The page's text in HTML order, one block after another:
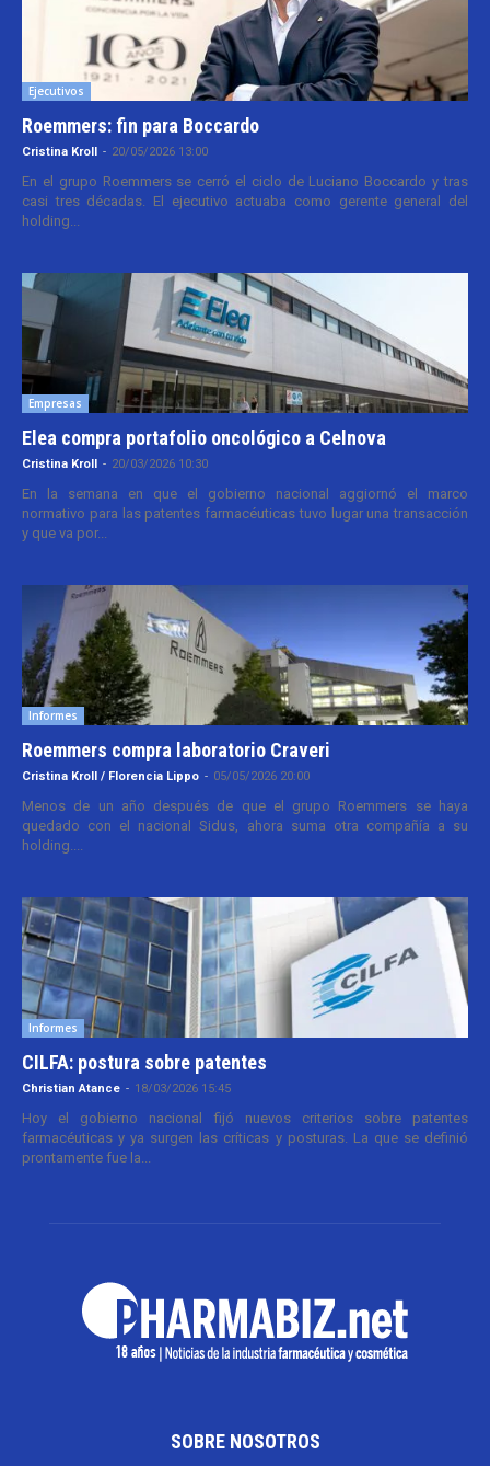
Ejecutivos
Roemmers: fin para Boccardo
Cristina Kroll - 20/05/2026 13:00
En el grupo Roemmers se cerró el ciclo de Luciano Boccardo y tras
casi tres décadas. El ejecutivo actuaba como gerente general del
holding...
Empresas
Elea compra portafolio oncológico a Celnova
Cristina Kroll - 20/03/2026 10:30
En la semana en que el gobierno nacional aggiornó el marco
normativo para las patentes farmacéuticas tuvo lugar una transacción
y que va por...
Informes
Roemmers compra laboratorio Craveri
Cristina Kroll / Florencia Lippo - 05/05/2026 20:00
Menos de un año después de que el grupo Roemmers se haya
quedado con el nacional Sidus, ahora suma otra compañía a su
holding....
Informes
CILFA: postura sobre patentes
Christian Atance - 18/03/2026 15:45
Hoy el gobierno nacional fijó nuevos criterios sobre patentes
farmacéuticas y ya surgen las críticas y posturas. La que se definió
prontamente fue la...
SOBRE NOSOTROS